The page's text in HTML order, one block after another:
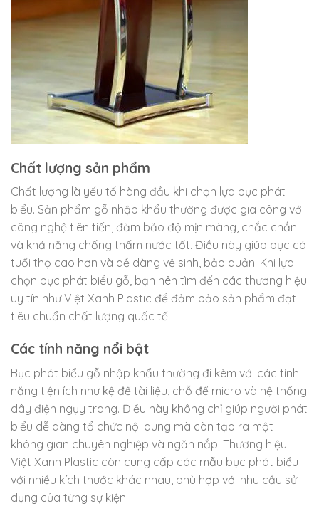
Chất lượng sản phẩm
Chất lượng là yếu tố hàng đầu khi chọn lựa bục phát
biểu. Sản phẩm gỗ nhập khẩu thường được gia công với
công nghệ tiên tiến, đảm bảo độ mịn màng, chắc chắn
và khả năng chống thấm nước tốt. Điều này giúp bục có
tuổi thọ cao hơn và dễ dàng vệ sinh, bảo quản. Khi lựa
chọn bục phát biểu gỗ, bạn nên tìm đến các thương hiệu
uy tín như Việt Xanh Plastic để đảm bảo sản phẩm đạt
tiêu chuẩn chất lượng quốc tế.
Các tính năng nổi bật
Bục phát biểu gỗ nhập khẩu thường đi kèm với các tính
năng tiện ích như kệ để tài liệu, chỗ để micro và hệ thống
dây điện ngụy trang. Điều này không chỉ giúp người phát
biểu dễ dàng tổ chức nội dung mà còn tạo ra một
không gian chuyên nghiệp và ngăn nắp. Thương hiệu
Việt Xanh Plastic còn cung cấp các mẫu bục phát biểu
với nhiều kích thước khác nhau, phù hợp với nhu cầu sử
dụng của từng sự kiện.